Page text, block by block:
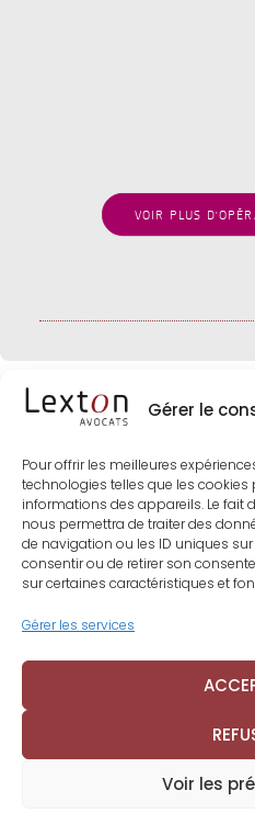
Gérer le
Pour offrir les meilleures
technologies telles que les
informations des appareils. Le fait
nous permettra de traiter des
de navigation ou les ID uniques sur
consentir ou de retirer son
sur certaines caractéristiques et
Gérer les services
Voir les
VOIR PLUS
© 2024 Lexton Avocats | Tous
| Réalisation